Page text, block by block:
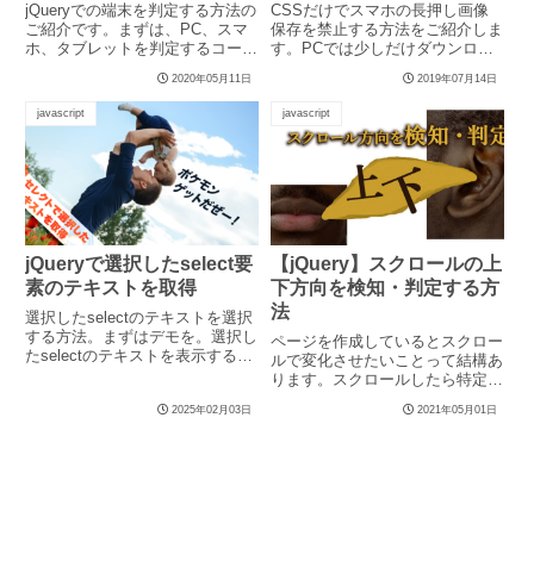
jQueryでの端末を判定する方法の
ご紹介です。まずは、PC、スマ
ホ、タブレットを判定するコード
2020年05月11日
CSSだけでスマホの長押し画像
保存を禁止する方法をご紹介しま
す。PCでは少しだけダウンロー
2019年07月14日
javascript
jQueryで選択したselect要
素のテキストを取得
選択したselectのテキストを選択
する方法。まずはデモを。選択し
たselectのテキストを表示するセ
2025年02月03日
javascript
【jQuery】スクロールの上
下方向を検知・判定する方
法
ページを作成しているとスクロー
ルで変化させたいことって結構あ
ります。スクロールしたら特定の
2021年05月01日